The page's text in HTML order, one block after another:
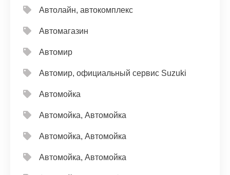
Автолайн, автокомплекс
Автомагазин
Автомир
Автомир, официальный сервис Suzuki
Автомойка
Автомойка, Автомойка
Автомойка, Автомойка
Автомойка, Автомойка